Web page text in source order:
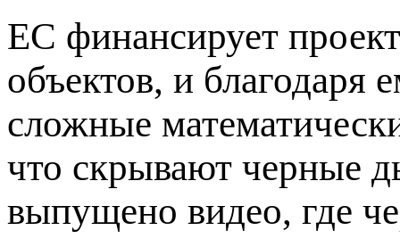
ЕС финансирует
объектов, и благодаря
сложные
что скрывают черные
выпущено видео, где